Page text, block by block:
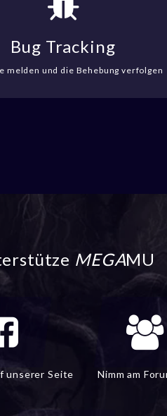
Bug Tracking
melden und die Behebung verfolgen
MEGAMU
unserer Seite Nimm am